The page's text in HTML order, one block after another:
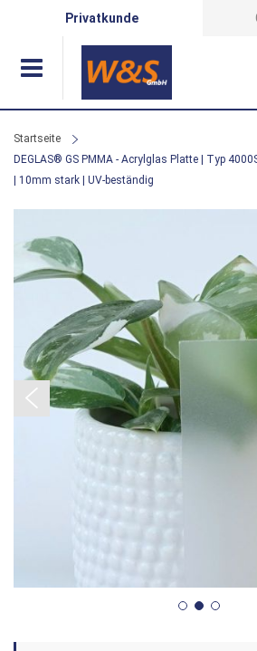
Privatkunde
Startseite
DEGLAS® GS PMMA - Acrylglas Platte | Typ
| 10mm stark | UV-beständig
Ende
der
Bildergalerie
springen
Zum